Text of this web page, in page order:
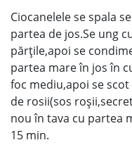
Ciocanelele se spala
partea de jos.Se ung
părțile,apoi se
partea mare în jos în
foc mediu,apoi se
de rosii(sos
nou în tava cu partea
15 min.